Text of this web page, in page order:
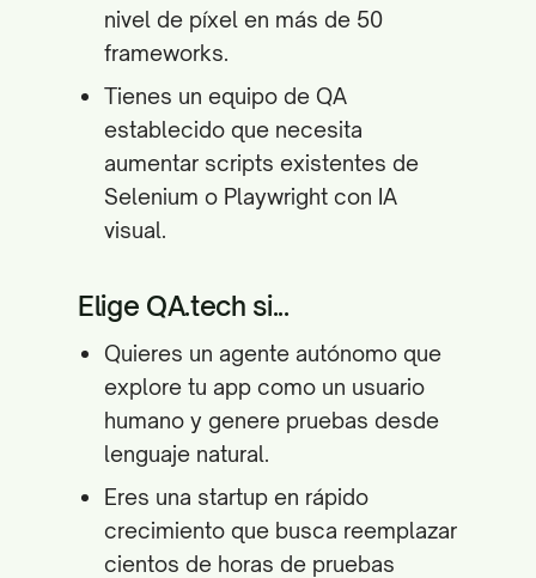
nivel de píxel en más de 50
frameworks.
Tienes un equipo de QA
establecido que necesita
aumentar scripts existentes de
Selenium o Playwright con IA
visual.
Elige QA.tech si...
Quieres un agente autónomo que
explore tu app como un usuario
humano y genere pruebas desde
lenguaje natural.
Eres una startup en rápido
crecimiento que busca reemplazar
cientos de horas de pruebas